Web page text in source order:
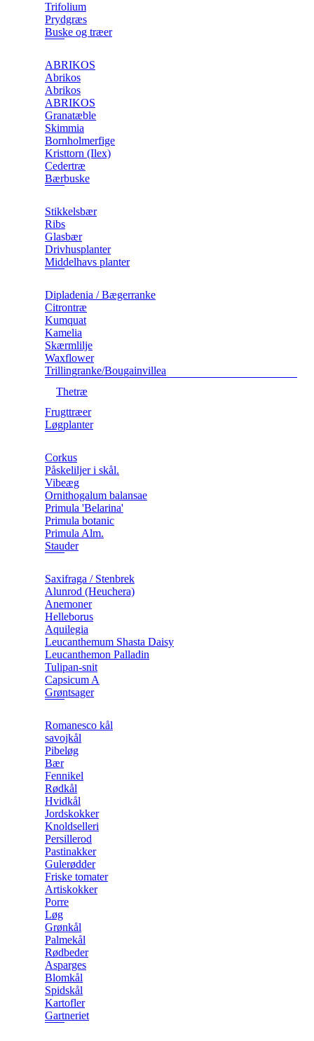
Trifolium
Prydgræs
Buske og træer
ABRIKOS
Abrikos
Abrikos
ABRIKOS
Granatæble
Skimmia
Bornholmerfige
Kristtorn (Ilex)
Cedertræ
Bærbuske
Stikkelsbær
Ribs
Glasbær
Drivhusplanter
Middelhavs planter
Dipladenia / Bægerranke
​Citrontræ
Kumquat
​Kamelia
Skærmlilje
Waxflower
​Trillingranke/Bougainvillea
Thetræ
Frugttræer
Løgplanter
Corkus
Påskeliljer i skål.
Vibeæg
Ornithogalum balansae
Primula 'Belarina'
Primula botanic
Primula Alm.
Stauder
Saxifraga / Stenbrek
Alunrod (Heuchera)
Anemoner
Helleborus
Aquilegia
Leucanthemum Shasta Daisy
Leucanthemon Palladin
Tulipan-snit
Capsicum A
Grøntsager
Romanesco kål
savojkål
Pibeløg
Bær
Fennikel
Rødkål
Hvidkål
Jordskokker
Knoldselleri
Persillerod
Pastinakker
Gulerødder
Friske tomater
Artiskokker
Porre
Løg
Grønkål
Palmekål
Rødbeder
Asparges
Blomkål
Spidskål
Kartofler
Gartneriet